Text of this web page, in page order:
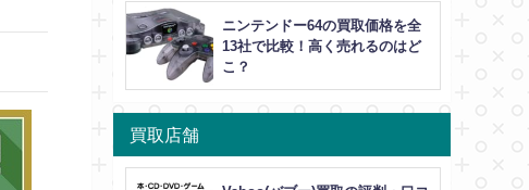
ニンテンドー64の買取価格を全
13社で比較！高く売れるのはど
こ？
買取店舗